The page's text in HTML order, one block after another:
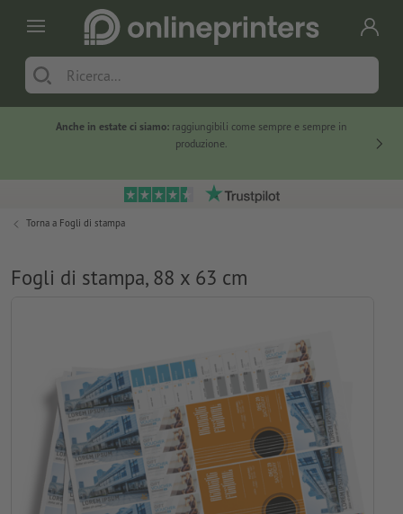
Anche in estate ci siamo: raggiungibili come sempre e sempre in
produzione.
Torna a Fogli di stampa
Fogli di stampa, 88 x 63 cm